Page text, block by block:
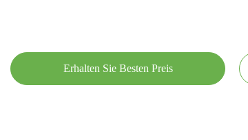
Erhalten Sie Besten Preis